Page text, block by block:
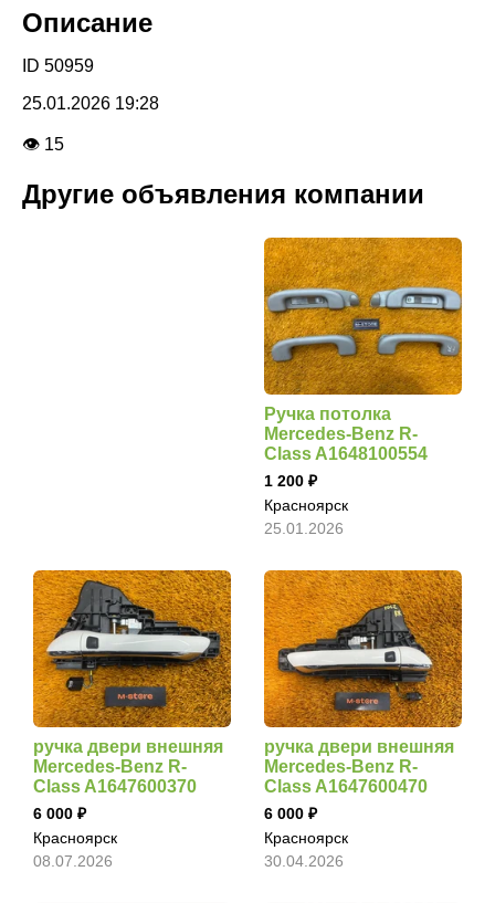
Описание
ID 50959
25.01.2026 19:28
👁 15
Другие объявления компании
Ручка потолка
Mercedes-Benz R-
Class A1648100554
1 200
Красноярск
25.01.2026
ручка двери внешняя
Mercedes-Benz R-
Class A1647600370
6 000
Красноярск
08.07.2026
ручка двери внешняя
Mercedes-Benz R-
Class A1647600470
6 000
Красноярск
30.04.2026